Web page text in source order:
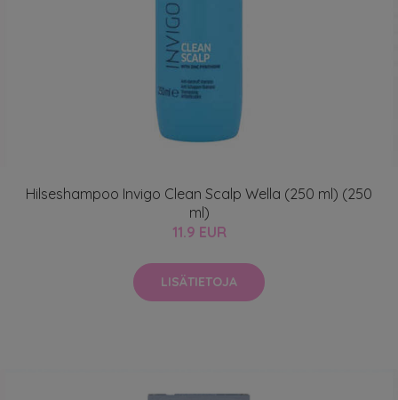
Hilseshampoo Invigo Clean Scalp Wella (250 ml) (250
ml)
11.9 EUR
LISÄTIETOJA